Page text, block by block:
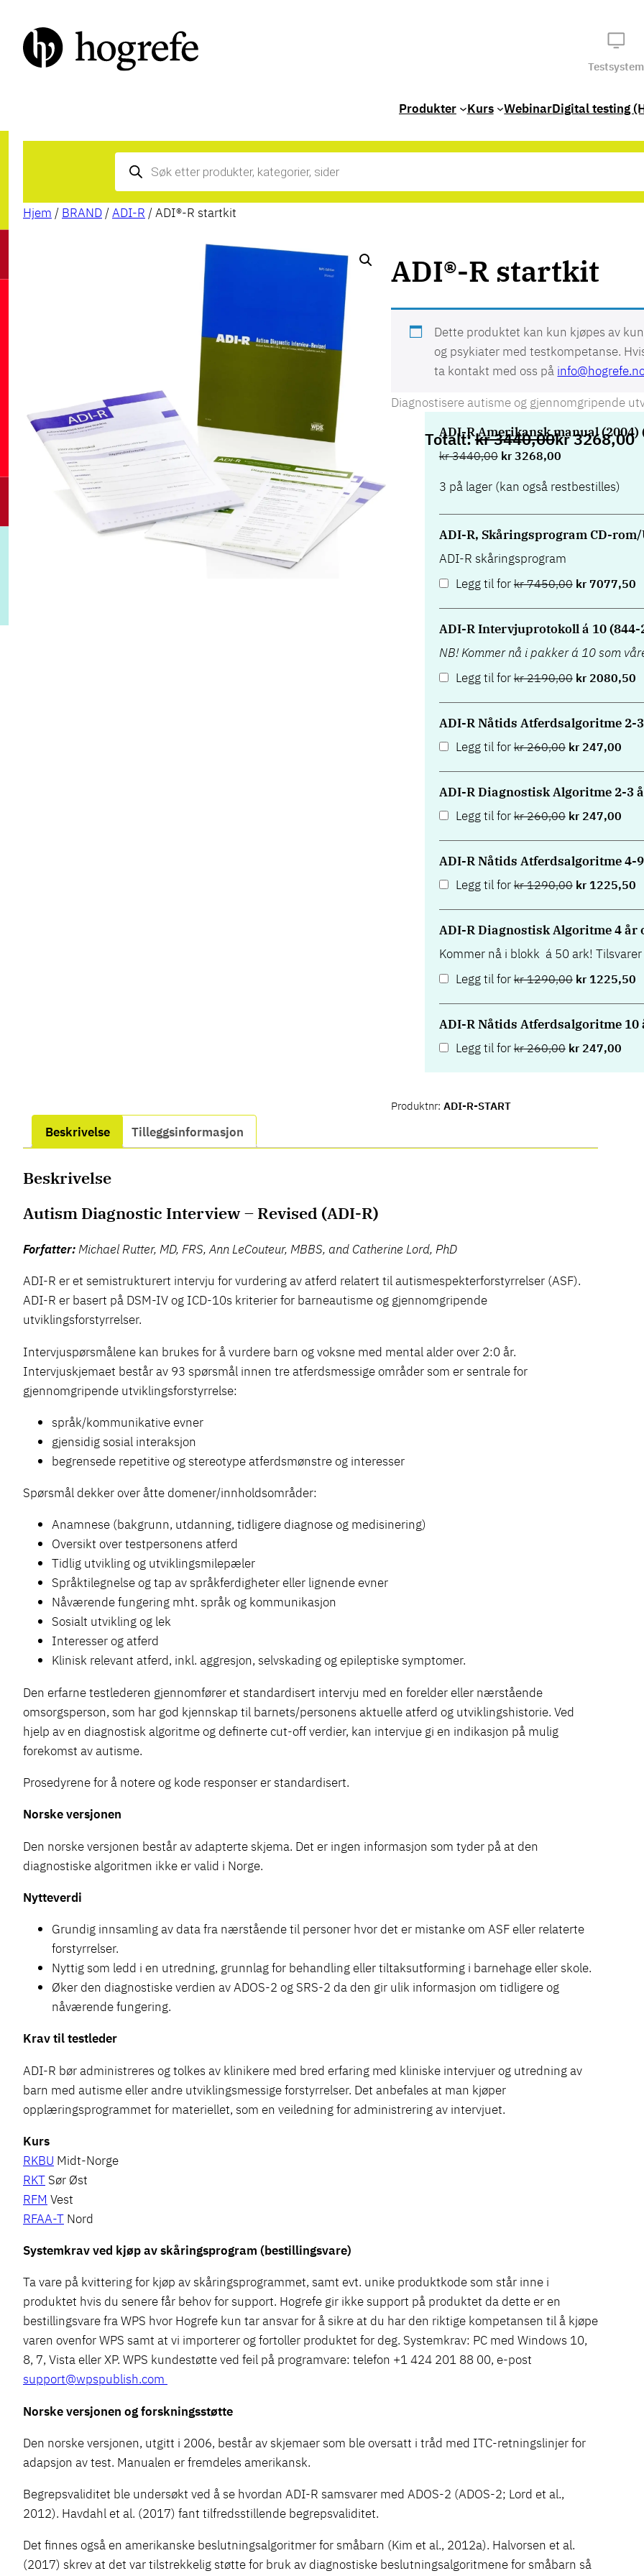
Testsystem
Produkter Kurs WebinarDigital testing
Products
search
Hjem / BRAND /ADI-R / ADI®-R startkit
ADI®-R startkit
Dette produktet kan kun kjøpes av
og psykiater med testkompetanse.
ta kontakt med oss på
Diagnostisere autisme og gjennomgripende
ADI-R Amerikansk manual (2004)
kr3440,00 kr3268,00
3 på lager (kan også restbestilles)
ADI-R, Skåringsprogram CD-rom/
ADI-R skåringsprogram
Legg til forkr7450,00 kr7077,50
ADI-R Intervjuprotokoll á 10 (844-
NB! Kommer nå i pakker á 10 som
Legg til forkr2190,00 kr2080,50
ADI-R Nåtids Atferdsalgoritme 2-
Legg til forkr260,00 kr247,00
ADI-R Diagnostisk Algoritme 2-3
Legg til forkr260,00 kr247,00
ADI-R Nåtids Atferdsalgoritme 4-
Legg til forkr1290,00 kr1225,50
ADI-R Diagnostisk Algoritme 4 år
Kommer nå i blokk á 50 ark!
Legg til forkr1290,00 kr1225,50
ADI-R Nåtids Atferdsalgoritme 10
Legg til forkr260,00 kr247,00
kr3440,00kr3268,00
Produktnr: ADI-R-START
Beskrivelse Tilleggsinformasjon
Beskrivelse
Autism Diagnostic Interview – Revised (ADI-R)
Forfatter:Michael Rutter, MD, FRS, Ann LeCouteur, MBBS, and Catherine Lord, PhD
ADI-R er et semistrukturert intervju for vurdering av atferd relatert til autismespekterforstyrrelser (ASF).
ADI-R er basert på DSM-IV og ICD-10s kriterier for barneautisme og gjennomgripende
utviklingsforstyrrelser.
Intervjuspørsmålene kan brukes for å vurdere barn og voksne med mental alder over 2:0 år.
Intervjuskjemaet består av 93 spørsmål innen tre atferdsmessige områder som er sentrale for
gjennomgripende utviklingsforstyrrelse:
språk/kommunikative evner
gjensidig sosial interaksjon
begrensede repetitive og stereotype atferdsmønstre og interesser
Spørsmål dekker over åtte domener/innholdsområder:
Anamnese (bakgrunn, utdanning, tidligere diagnose og medisinering)
Oversikt over testpersonens atferd
Tidlig utvikling og utviklingsmilepæler
Språktilegnelse og tap av språkferdigheter eller lignende evner
Nåværende fungering mht. språk og kommunikasjon
Sosialt utvikling og lek
Interesser og atferd
Klinisk relevant atferd, inkl. aggresjon, selvskading og epileptiske symptomer.
Den erfarne testlederen gjennomfører et standardisert intervju med en forelder eller nærstående
omsorgsperson, som har god kjennskap til barnets/personens aktuelle atferd og utviklingshistorie. Ved
hjelp av en diagnostisk algoritme og definerte cut-off verdier, kan intervjue gi en indikasjon på mulig
forekomst av autisme.
Prosedyrene for å notere og kode responser er standardisert.
Norske versjonen
Den norske versjonen består av adapterte skjema. Det er ingen informasjon som tyder på at den
diagnostiske algoritmen ikke er valid i Norge.
Nytteverdi
Grundig innsamling av data fra nærstående til personer hvor det er mistanke om ASF eller relaterte
forstyrrelser.
Nyttig som ledd i en utredning, grunnlag for behandling eller tiltaksutforming i barnehage eller skole.
Øker den diagnostiske verdien av ADOS-2 og SRS-2 da den gir ulik informasjon om tidligere og
nåværende fungering.
Krav til testleder
ADI-R bør administreres og tolkes av klinikere med bred erfaring med kliniske intervjuer og utredning av
barn med autisme eller andre utviklingsmessige forstyrrelser. Det anbefales at man kjøper
opplæringsprogrammet for materiellet, som en veiledning for administrering av intervjuet.
Kurs
RKBU Midt-Norge
RKT Sør Øst
RFM Vest
RFAA-T Nord
Systemkrav ved kjøp av skåringsprogram (bestillingsvare)
Ta vare på kvittering for kjøp av skåringsprogrammet, samt evt. unike produktkode som står inne i
produktet hvis du senere får behov for support. Hogrefe gir ikke support på produktet da dette er en
bestillingsvare fra WPS hvor Hogrefe kun tar ansvar for å sikre at du har den riktige kompetansen til å kjøpe
varen ovenfor WPS samt at vi importerer og fortoller produktet for deg. Systemkrav: PC med Windows 10,
8, 7, Vista eller XP. WPS kundestøtte ved feil på programvare: telefon +1 424 201 88 00, e-post
support@wpspublish.com
Norske versjonen og forskningsstøtte
Den norske versjonen, utgitt i 2006, består av skjemaer som ble oversatt i tråd med ITC-retningslinjer for
adapsjon av test. Manualen er fremdeles amerikansk.
Begrepsvaliditet ble undersøkt ved å se hvordan ADI-R samsvarer med ADOS-2 (ADOS-2; Lord et al.,
2012). Havdahl et al. (2017) fant tilfredsstillende begrepsvaliditet.
Det finnes også en amerikanske beslutningsalgoritmer for småbarn (Kim et al., 2012a). Halvorsen et al.
(2017) skrev at det var tilstrekkelig støtte for bruk av diagnostiske beslutningsalgoritmene for småbarn så